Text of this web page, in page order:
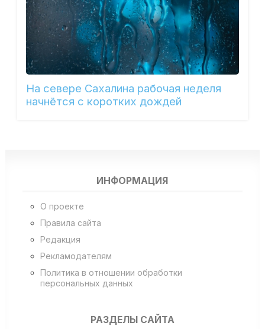
На севере Сахалина рабочая неделя
начнётся с коротких дождей
ИНФОРМАЦИЯ
О проекте
Правила сайта
Редакция
Рекламодателям
Политика в отношении обработки
персональных данных
РАЗДЕЛЫ САЙТА